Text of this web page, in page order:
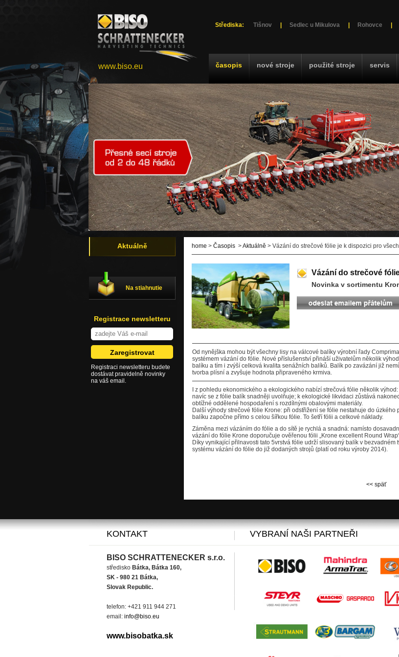
Střediska: Tišnov Sedlec u Mikulova Rohovce
časopis nové stroje použité stroje servis
www.biso.eu
home > Časopis >Aktuálně > Vázání do strečové fólie je k dispozici pro
Vázání do strečové
Novinka v sortimentu
Od nynějška mohou být všechny lisy na válcové balíky výrobní řady
systémem vázání do fólie. Nové příslušenství přináší uživatelům několik
balíku a tím i zvýší celková kvalita senážních balíků. Balík po zavázání již
tvorba plísní a zvyšuje hodnota připraveného krmiva.
I z pohledu ekonomického a ekologického nabízí strečová fólie několik
navíc se z fólie balík snadněji uvolňuje; k ekologické likvidaci zůstává
obtížné oddělené hospodaření s rozdílnými obalovými materiály.
Další výhody strečové fólie Krone: při odstřižení se fólie nestahuje do
balíku započne přímo s celou šířkou fólie. To šetří fólii a celkové náklady.
Záměna mezi vázáním do fólie a do sítě je rychlá a snadná: namísto
vázání do fólie Krone doporučuje ověřenou fólii „Krone excellent Round
Díky vynikající přilnavosti tato 5vrstvá fólie udrží slisovaný balík v
systému vázání do fólie do již dodaných strojů (platí od roku výroby 2014).
<< späť
Aktuálně
Na stiahnutie
Registrace newsletteru
Registraci newsletteru budete
dostávat pravidelně novinky
na váš email.
KONTAKT
BISO SCHRATTENECKER s.r.o.
středisko Bátka, Bátka 160,
SK - 980 21 Bátka,
Slovak Republic.
telefon: +421 911 944 271
email: info@biso.eu
www.bisobatka.sk
VYBRANÍ NAŠI PARTNEŘI